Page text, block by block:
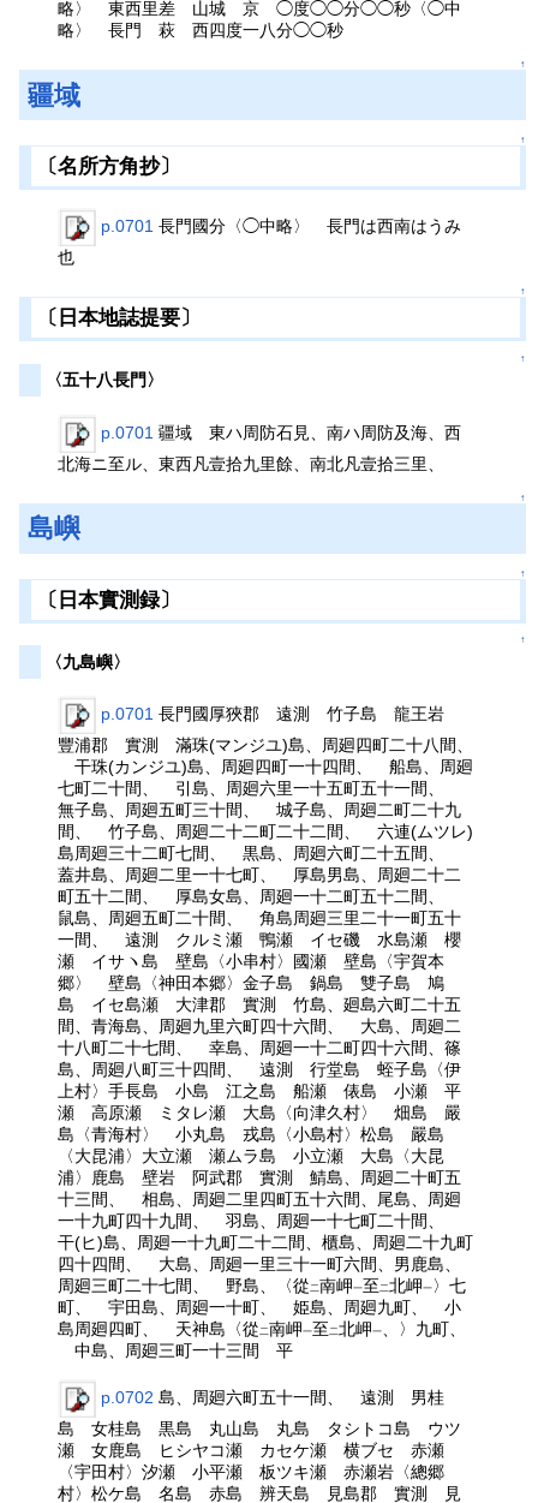
略〉 東西里差 山城 京 ◯度◯◯分◯◯秒〈◯中
略〉 長門 萩 西四度一八分◯◯秒
↑
疆域
↑
〔名所方角抄〕
p.0701 長門國分〈◯中略〉 長門は西南はうみ
也
↑
〔日本地誌提要〕
↑
〈五十八長門〉
p.0701 疆域 東ハ周防石見、南ハ周防及海、西
北海ニ至ル、東西凡壹拾九里餘、南北凡壹拾三里、
↑
島嶼
↑
〔日本實測録〕
↑
〈九島嶼〉
p.0701 長門國厚狹郡 遠測 竹子島 龍王岩
豐浦郡 實測 滿珠(マンジユ)島、周廻四町二十八間、
干珠(カンジユ)島、周廻四町一十四間、 船島、周廻
七町二十間、 引島、周廻六里一十五町五十一間、
無子島、周廻五町三十間、 城子島、周廻二町二十九
間、 竹子島、周廻二十二町二十二間、 六連(ムツレ)
島周廻三十二町七間、 黒島、周廻六町二十五間、
蓋井島、周廻二里一十七町、 厚島男島、周廻二十二
町五十二間、 厚島女島、周廻一十二町五十二間、
鼠島、周廻五町二十間、 角島周廻三里二十一町五十
一間、 遠測 クルミ瀬 鴨瀬 イセ磯 水島瀬 櫻
瀬 イサヽ島 壁島〈小串村〉國瀬 壁島〈宇賀本
郷〉 壁島〈神田本郷〉金子島 鍋島 雙子島 鳩
島 イセ島瀬 大津郡 實測 竹島、廻島六町二十五
間、青海島、周廻九里六町四十六間、 大島、周廻二
十八町二十七間、 幸島、周廻一十二町四十六間、篠
島、周廻八町三十四間、 遠測 行堂島 蛭子島〈伊
上村〉手長島 小島 江之島 船瀬 俵島 小瀬 平
瀬 高原瀬 ミタレ瀬 大島〈向津久村〉 畑島 嚴
島〈青海村〉 小丸島 戎島〈小島村〉松島 嚴島
〈大昆浦〉大立瀬 瀬ムラ島 小立瀬 大島〈大昆
浦〉鹿島 壁岩 阿武郡 實測 鯖島、周廻二十町五
十三間、 相島、周廻二里四町五十六間、尾島、周廻
一十九町四十九間、 羽島、周廻一十七町二十間、
干(ヒ)島、周廻一十九町二十二間、櫃島、周廻二十九町
四十四間、 大島、周廻一里三十一町六間、男鹿島、
周廻三町二十七間、 野島、〈從二南岬一至二北岬一 〉七
町、 宇田島、周廻一十町、 姫島、周廻九町、 小
島周廻四町、 天神島〈從二南岬一至二北岬一、〉九町、
中島、周廻三町一十三間 平
p.0702 島、周廻六町五十一間、 遠測 男桂
島 女桂島 黒島 丸山島 丸島 タシトコ島 ウツ
瀬 女鹿島 ヒシヤコ瀬 カセケ瀬 横ブセ 赤瀬
〈宇田村〉汐瀬 小平瀬 板ツキ瀬 赤瀬岩〈總郷
村〉松ケ島 名島 赤島 辨天島 見島郡 實測 見